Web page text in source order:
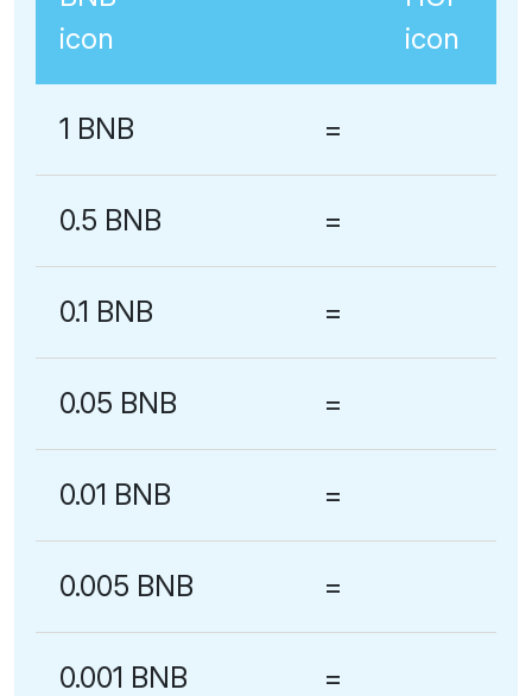
1 BNB =
0.5 BNB =
0.1 BNB =
0.05 BNB =
0.01 BNB =
0.005 BNB =
0.001 BNB =